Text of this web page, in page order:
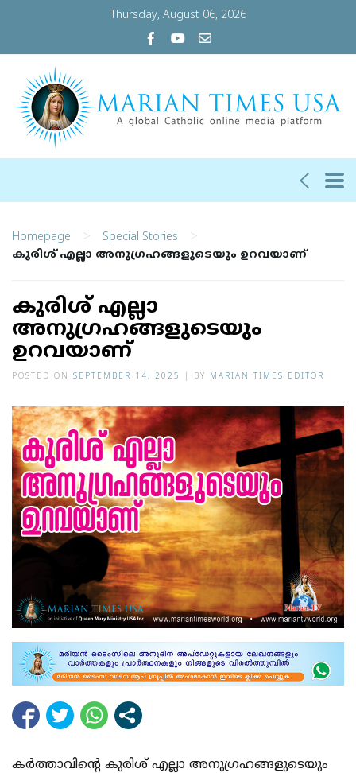
Thursday, August 06, 2026
Homepage > Special Stories >
കുരിശ് എല്ലാ അനുഗ്രഹങ്ങളുടെയും ഉറവയാണ്
കുരിശ് എല്ലാ
അനുഗ്രഹങ്ങളുടെയും
ഉറവയാണ്
POSTED ON SEPTEMBER 14, 2025 BY MARIAN TIMES EDITOR
കർത്താവിന്റെ കുരിശ് എല്ലാ അനുഗ്രഹങ്ങളുടെയും